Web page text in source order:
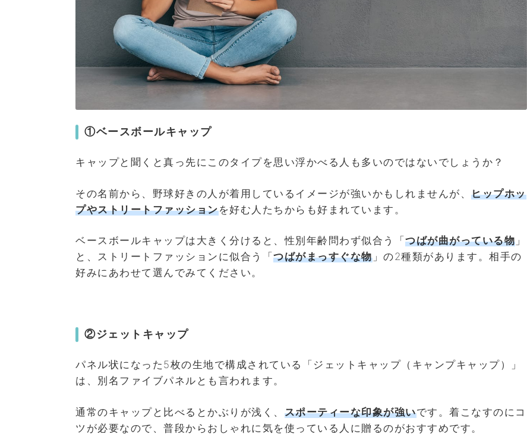
①ベースボールキャップ
キャップと聞くと真っ先にこのタイプを思い浮かべる人も多いのではないでしょうか？
その名前から、野球好きの人が着用しているイメージが強いかもしれませんが、 ヒップホッ
プやストリートファッションを好む人たちからも好まれています。
ベースボールキャップは大きく分けると、性別年齢問わず似合う「 つばが曲がっている物 」
と、ストリートファッションに似合う「 つばがまっすぐな物」の2種類があります。相手の
好みにあわせて選んでみてください。
②ジェットキャップ
パネル状になった5枚の生地で構成されている「ジェットキャップ（キャンプキャップ）」
は、別名ファイブパネルとも言われます。
通常のキャップと比べるとかぶりが浅く、 スポーティーな印象が強いです。着こなすのにコ
ツが必要なので、普段からおしゃれに気を使っている人に贈るのがおすすめです。